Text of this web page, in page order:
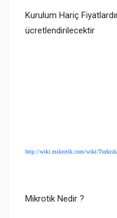
Kurulum Hariç
ücretlendirilecektir
http://wiki.mikrotik.com/wiki/
Mikrotik Nedir ?